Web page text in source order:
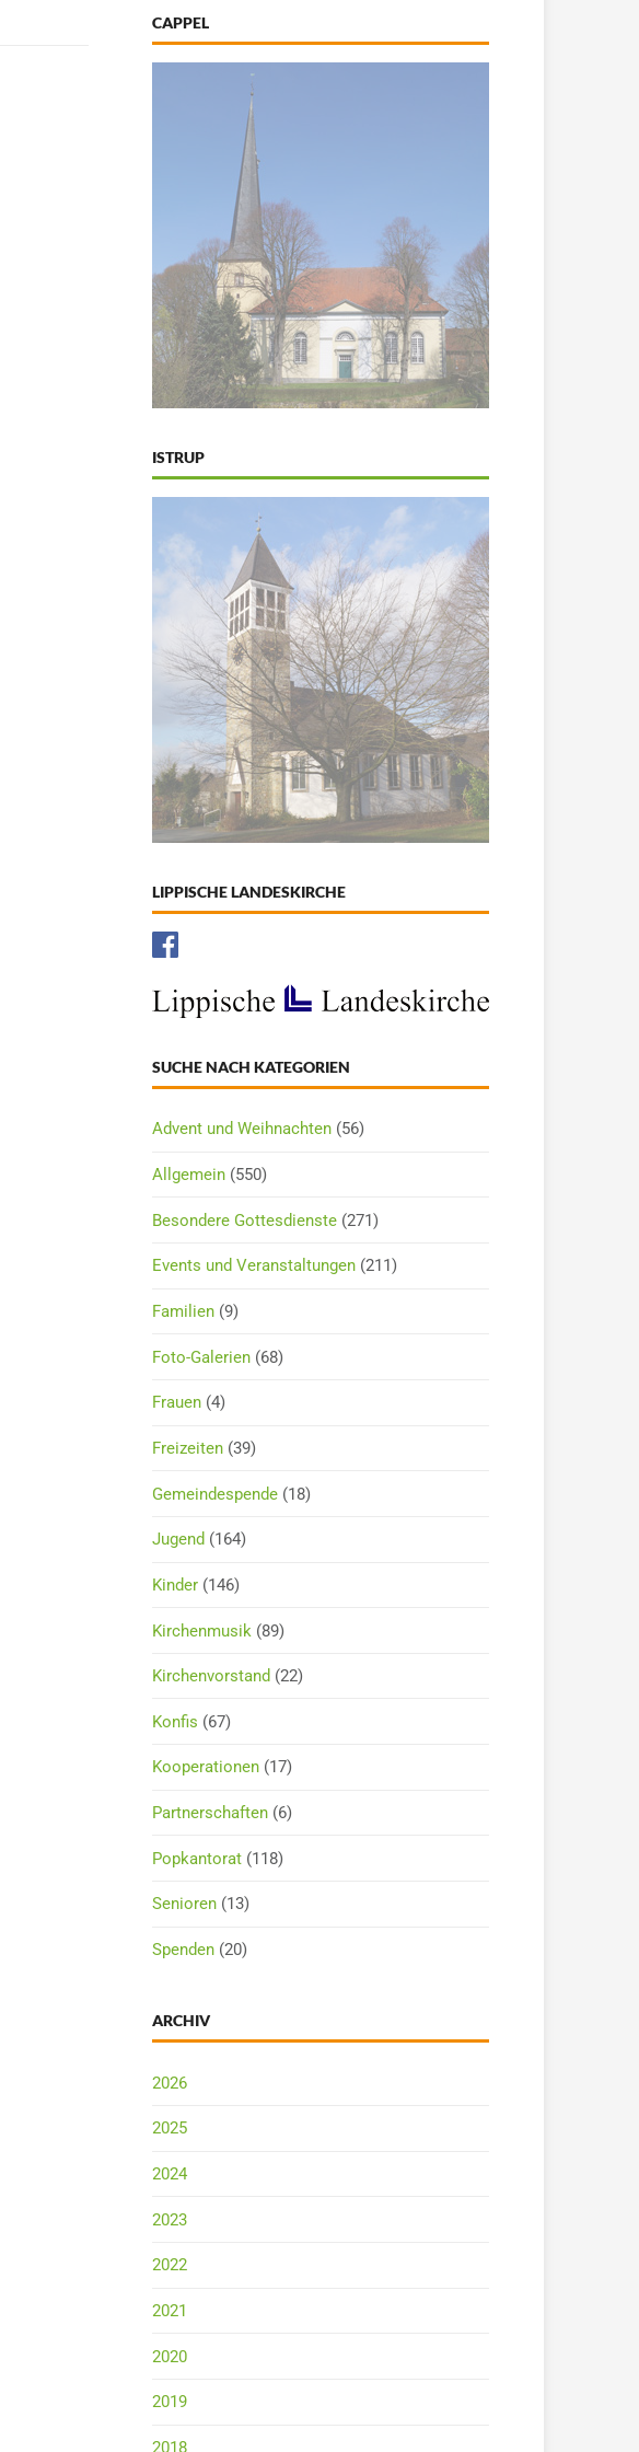
CAPPEL
ISTRUP
LIPPISCHE LANDESKIRCHE
SUCHE NACH KATEGORIEN
Advent und Weihnachten(56)
Allgemein(550)
Besondere Gottesdienste(271)
Events und Veranstaltungen(211)
Familien(9)
Foto-Galerien(68)
Frauen(4)
Freizeiten(39)
Gemeindespende(18)
Jugend (164)
Kinder(146)
Kirchenmusik (89)
Kirchenvorstand (22)
Konfis (67)
Kooperationen(17)
Partnerschaften(6)
Popkantorat(118)
Senioren(13)
Spenden(20)
ARCHIV
2026
2025
2024
2023
2022
2021
2020
2019
2018